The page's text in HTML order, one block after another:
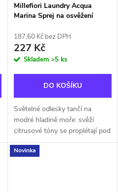
Millefiori Laundry Acqua
Marina Sprej na osvěžení
187,60 Kč bez DPH
227 Kč
Skladem >5 ks
DO KOŠÍKU
Světelné odlesky tančí na
modré hladině moře: svěží
citrusové tóny se proplétají pod
hřejivým pohlazením slunce,
splývají s aromatickým, slaným
Novinka